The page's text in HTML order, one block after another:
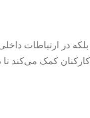
در ارتباطات داخلی
کمک می‌کند